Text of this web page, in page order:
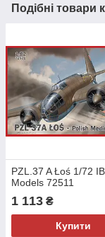
Подібні товари
PZL.37 A Łoś 1/72
Models 72511
1 113 ₴
Купити